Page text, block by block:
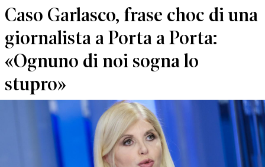
Caso Garlasco, frase choc di una
giornalista a Porta a Porta:
«Ognuno di noi sogna lo
stupro»